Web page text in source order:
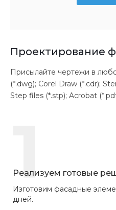
Проектирование
Присылайте чертежи в
(*.dwg); Corel Draw (*.cdr);
Step files (*.stp); Acrobat
1
Реализуем готовые
Изготовим фасадные
дней.